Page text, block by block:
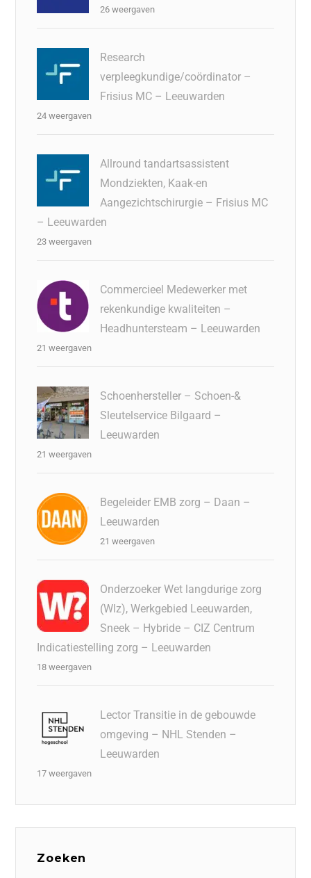
26 weergaven
Research
verpleegkundige/coördinator –
Frisius MC – Leeuwarden
24 weergaven
Allround tandartsassistent
Mondziekten, Kaak-en
Aangezichtschirurgie – Frisius MC
– Leeuwarden
23 weergaven
Commercieel Medewerker met
rekenkundige kwaliteiten –
Headhuntersteam – Leeuwarden
21 weergaven
Schoenhersteller – Schoen-&
Sleutelservice Bilgaard –
Leeuwarden
21 weergaven
Begeleider EMB zorg – Daan –
Leeuwarden
21 weergaven
Onderzoeker Wet langdurige zorg
(Wlz), Werkgebied Leeuwarden,
Sneek – Hybride – CIZ Centrum
Indicatiestelling zorg – Leeuwarden
18 weergaven
Lector Transitie in de gebouwde
omgeving – NHL Stenden –
Leeuwarden
17 weergaven
Zoeken